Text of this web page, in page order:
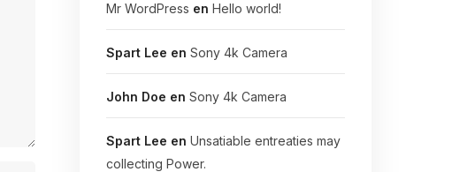
Mr WordPress en Hello world!
Spart Lee en Sony 4k Camera
John Doe en Sony 4k Camera
Spart Lee en Unsatiable entreaties may
collecting Power.